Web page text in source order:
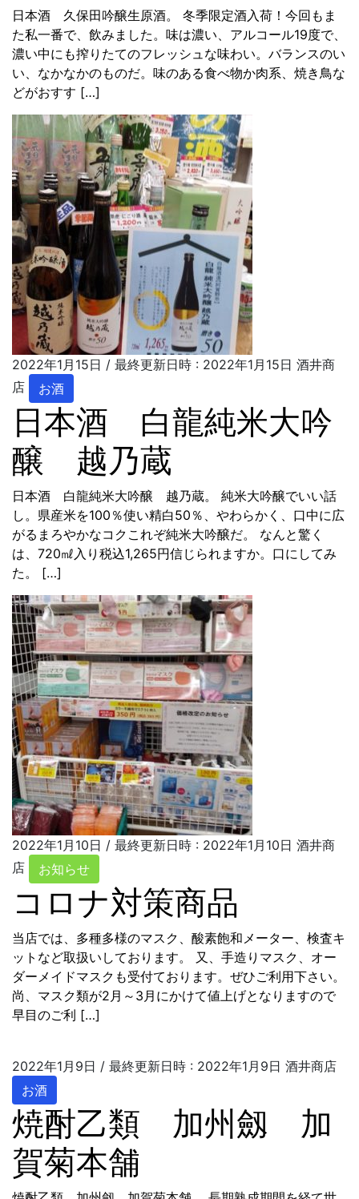
日本酒 久保田吟醸生原酒。 冬季限定酒入荷！今回もま
た私一番で、飲みました。味は濃い、アルコール19度で、
濃い中にも搾りたてのフレッシュな味わい。バランスのい
い、なかなかのものだ。味のある食べ物か肉系、焼き鳥な
どがおすす […]
2022年1月15日 / 最終更新日時 : 2022年1月15日 酒井商
店
お酒
日本酒 白龍純米大吟
醸 越乃蔵
日本酒 白龍純米大吟醸 越乃蔵。 純米大吟醸でいい話
し。県産米を100％使い精白50％、やわらかく、口中に広
がるまろやかなコクこれぞ純米大吟醸だ。 なんと驚く
は、720㎖入り税込1,265円信じられますか。口にしてみ
た。 […]
2022年1月10日 / 最終更新日時 : 2022年1月10日 酒井商
店
お知らせ
コロナ対策商品
当店では、多種多様のマスク、酸素飽和メーター、検査キ
ットなど取扱いしております。 又、手造りマスク、オー
ダーメイドマスクも受付ております。ぜひご利用下さい。
尚、マスク類が2月～3月にかけて値上げとなりますので
早目のご利 […]
2022年1月9日 / 最終更新日時 : 2022年1月9日 酒井商店
お酒
焼酎乙類 加州劔 加
賀菊本舗